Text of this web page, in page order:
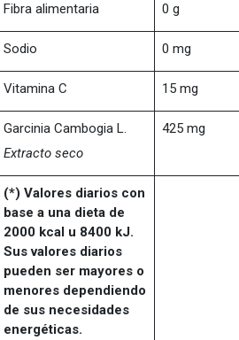
Fibra alimentaria 0 g
Sodio 0 mg
Vitamina C 15 mg
Garcinia Cambogia L.
Extracto seco
425 mg
(*) Valores diarios con
base a una dieta de
2000 kcal u 8400 kJ.
Sus valores diarios
pueden ser mayores o
menores dependiendo
de sus necesidades
energéticas.